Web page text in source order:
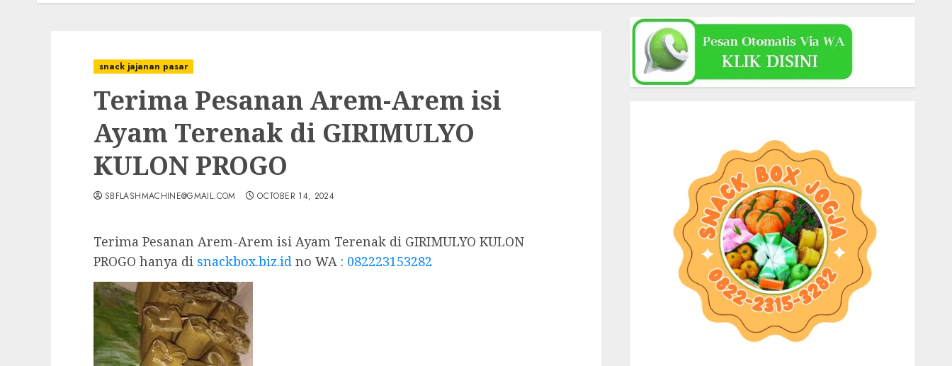
snack jajanan pasar
Terima Pesanan Arem-Arem isi
Ayam Terenak di GIRIMULYO
KULON PROGO
SBFLASHMACHINE@GMAIL.COM OCTOBER 14, 2024
Terima Pesanan Arem-Arem isi Ayam Terenak di GIRIMULYO KULON
PROGO hanya di snackbox.biz.id no WA : 082223153282